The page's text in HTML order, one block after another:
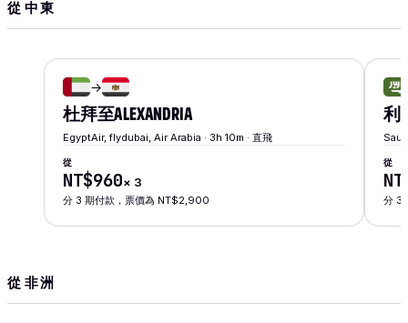
從 中東
→
杜拜至ALEXANDRIA
EgyptAir, flydubai, Air Arabia · 3h 10m · 直飛
從
NT$960× 3
分 3 期付款，票價為 NT$2,900
利
從
分 3
從 非洲